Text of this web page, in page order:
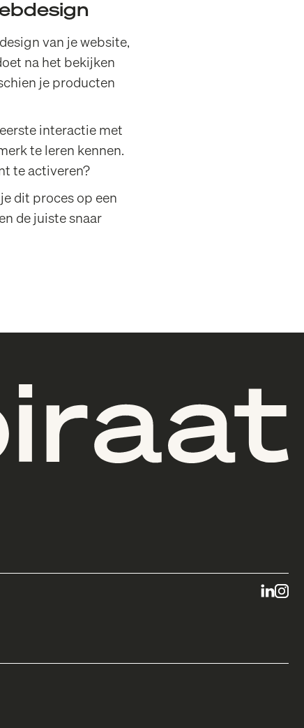
van je website,
na het bekijken
je producten
interactie met
te leren kennen.
te activeren?
dit proces op een
de juiste snaar